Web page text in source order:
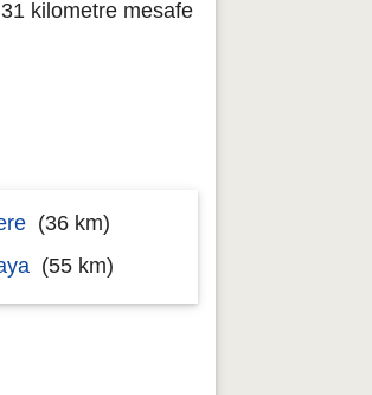
kilometre mesafe
(36 km)
(55 km)